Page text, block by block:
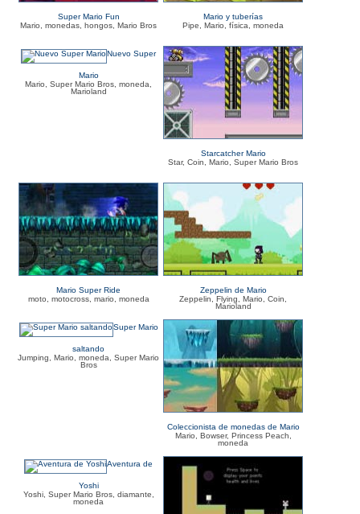
Super Mario Fun
Mario, monedas, hongos, Mario Bros
Mario y tuberías
Pipe, Mario, física, moneda
Nuevo Super
Mario
Mario, Super Mario Bros, moneda,
Marioland
Starcatcher Mario
Star, Coin, Mario, Super Mario Bros
Mario Super Ride
moto, motocross, mario, moneda
Zeppelin de Mario
Zeppelin, Flying, Mario, Coin,
Marioland
Super Mario
saltando
Jumping, Mario, moneda, Super Mario
Bros
Coleccionista de monedas de Mario
Mario, Bowser, Princess Peach,
moneda
Aventura de
Yoshi
Yoshi, Super Mario Bros, diamante,
moneda